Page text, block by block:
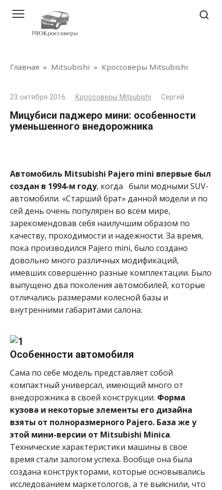
контенту
Главная » Mitsubishi » Кроссоверы Mitsubishi
23 октября 2016 Кроссоверы Mitsubishi Сергей
Мицубиси паджеро мини: особенности
уменьшенного внедорожника
Автомобиль Mitsubishi Pajero mini впервые был
создан в 1994-м году, когда были модными SUV-
автомобили. «Старший брат» данной модели и по
сей день очень популярен во всем мире,
зарекомендовав себя наилучшим образом по
качеству, проходимости и надежности. За время,
пока производился Pajero mini, было создано
довольно много различных модификаций,
имевших совершенно разные комплектации. Было
выпущено два поколения автомобилей, которые
отличались размерами колесной базы и
внутренними габаритами салона.
Особенности автомобиля
Сама по себе модель представляет собой
компактный универсал, имеющий много от
внедорожника в своей конструкции. Форма
кузова и некоторые элементы его дизайна
взяты от полноразмерного Pajero. База же у
этой мини-версии от Mitsubishi Minica.
Технические характеристики машины в свое
время стали залогом успеха. Вообще она была
создана конструкторами, которые основывались
исследованием маркетологов, а те выяснили, что